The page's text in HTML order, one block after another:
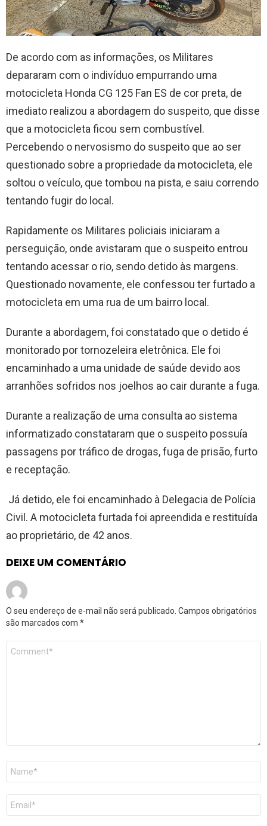
De acordo com as informações, os Militares
depararam com o indivíduo empurrando uma
motocicleta Honda CG 125 Fan ES de cor preta, de
imediato realizou a abordagem do suspeito, que disse
que a motocicleta ficou sem combustível.
Percebendo o nervosismo do suspeito que ao ser
questionado sobre a propriedade da motocicleta, ele
soltou o veículo, que tombou na pista, e saiu correndo
tentando fugir do local.
Rapidamente os Militares policiais iniciaram a
perseguição, onde avistaram que o suspeito entrou
tentando acessar o rio, sendo detido às margens.
Questionado novamente, ele confessou ter furtado a
motocicleta em uma rua de um bairro local.
Durante a abordagem, foi constatado que o detido é
monitorado por tornozeleira eletrônica. Ele foi
encaminhado a uma unidade de saúde devido aos
arranhões sofridos nos joelhos ao cair durante a fuga.
Durante a realização de uma consulta ao sistema
informatizado constataram que o suspeito possuía
passagens por tráfico de drogas, fuga de prisão, furto
e receptação.
Já detido, ele foi encaminhado à Delegacia de Polícia
Civil. A motocicleta furtada foi apreendida e restituída
ao proprietário, de 42 anos.
DEIXE UM COMENTÁRIO
O seu endereço de e-mail não será publicado. Campos obrigatórios
são marcados com *
Comentário
Nome
E-
mail
*